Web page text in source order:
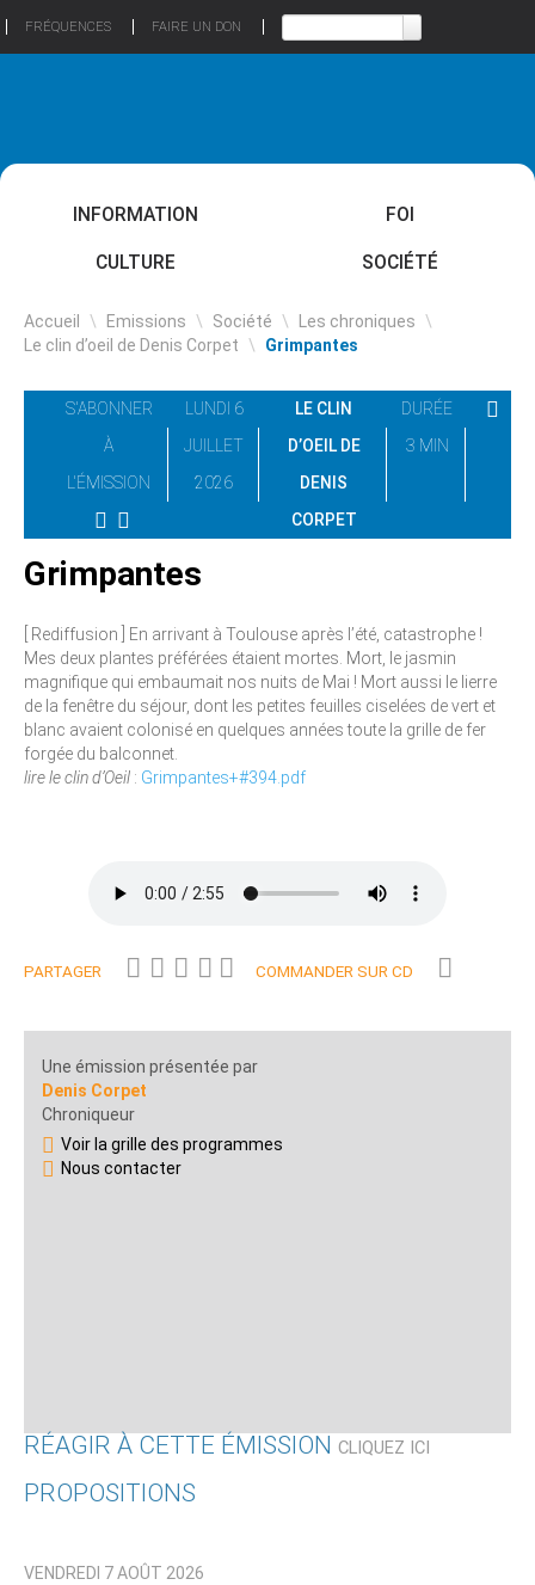
FRÉQUENCES FAIRE UN DON
INFORMATION FOI
CULTURE SOCIÉTÉ
Accueil \ Emissions \ Société \ Les chroniques \
Le clin d’oeil de Denis Corpet \ Grimpantes
S'ABONNER
À
L'ÉMISSION
LUNDI 6
JUILLET
2026
LE CLIN
D’OEIL DE
DENIS
CORPET
DURÉE
3 MIN
Grimpantes
[ Rediffusion ] En arrivant à Toulouse après l’été, catastrophe !
Mes deux plantes préférées étaient mortes. Mort, le jasmin
magnifique qui embaumait nos nuits de Mai ! Mort aussi le lierre
de la fenêtre du séjour, dont les petites feuilles ciselées de vert et
blanc avaient colonisé en quelques années toute la grille de fer
forgée du balconnet.
lire le clin d’Oeil : Grimpantes+#394.pdf
PARTAGER COMMANDER SUR CD
Une émission présentée par
Denis Corpet
Chroniqueur
Voir la grille des programmes
Nous contacter
RÉAGIR À CETTE ÉMISSION CLIQUEZ ICI
PROPOSITIONS
VENDREDI 7 AOÛT 2026